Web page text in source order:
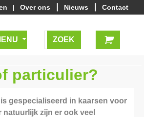
| Over ons Nieuws Contact
particulier?
gespecialiseerd in kaarsen voor
natuurlijk zijn er ook veel